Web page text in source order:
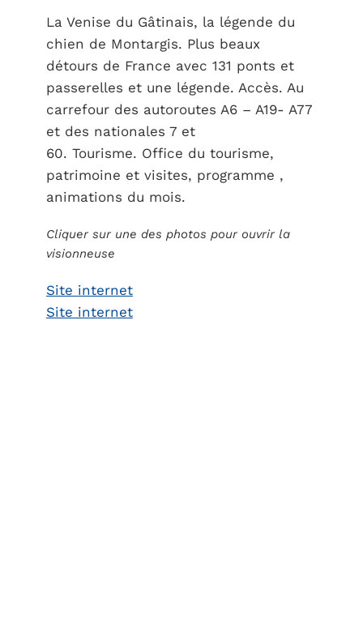
La Venise du Gâtinais, la légende du
chien de Montargis. Plus beaux
détours de France avec 131 ponts et
passerelles et une légende. Accès. Au
carrefour des autoroutes A6 – A19- A77
et des nationales 7 et
60. Tourisme. Office du tourisme,
patrimoine et visites, programme ,
animations du mois.
Cliquer sur une des photos pour ouvrir la
visionneuse
Site internet
Site internet